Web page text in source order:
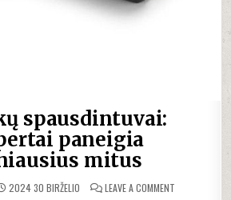
spausdintuvai:
paneigia
mitus
2024 30 BIRŽELIO LEAVE A COMMENTON